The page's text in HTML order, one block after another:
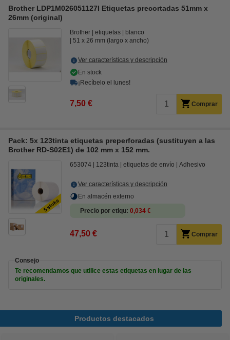
Brother LDP1M026051127I Etiquetas precortadas 51mm x
26mm (original)
Brother etiquetas
blanco
51 x 26 mm (largo x ancho)
Ver características y descripción
En stock
¡Recíbelo el lunes!
7,50 € Comprar
Pack: 5x 123tinta etiquetas preperforadas (sustituyen a las
Brother RD-S02E1) de 102 mm x 152 mm.
653074 123tinta etiquetas de envío Adhesivo
Ver características y descripción
En almacén externo
Precio por etiqu 0,034 €
47,50 € Comprar
Consejo
Te recomendamos que utilice estas etiquetas en lugar de las
originales.
Productos destacados